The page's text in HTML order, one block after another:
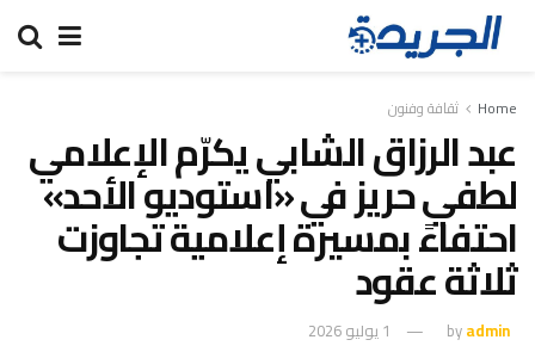
Home ثقافة وفنون
عبد الرزاق الشابي يكرّم الإعلامي
لطفي حريز في «استوديو الأحد»
احتفاءً بمسيرة إعلامية تجاوزت
ثلاثة عقود
byadmin 1 يوليو 2026